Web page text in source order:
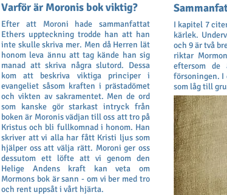
I kapitel 7
kärlek.
och 9 är två
riktar
eftersom de
försoningen. I
som låg till
Varför är Moronis bok viktig?
Efter att Moroni hade sammanfattat
Ethers uppteckning trodde han att han
inte skulle skriva mer. Men då Herren lät
honom leva ännu att tag kände han sig
manad att skriva några slutord. Dessa
kom att beskriva viktiga principer i
evangeliet såsom kraften i prästadömet
och vikten av sakramentet. Men de ord
som kanske gör starkast intryck från
boken är Moronis vädjan till oss att tro på
Kristus och bli fullkomnad i honom. Han
skriver att vi alla har fått Kristi ljus som
hjälper oss att välja rätt. Moroni ger oss
dessutom ett löfte att vi genom den
Helige Andens kraft kan veta om
Mormons bok är sann - om vi ber med tro
och rent uppsåt i vårt hjärta.